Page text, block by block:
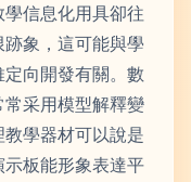
信息化用具卻往
象，這可能與學
向開發有關。數
采用模型解釋變
學器材可以說是
板能形象表達平